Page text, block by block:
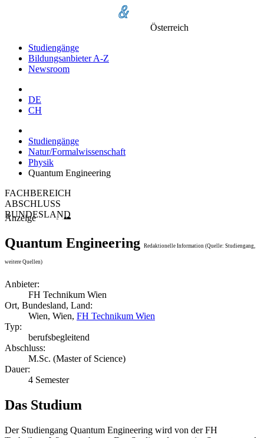
Österreich
Studiengänge
Bildungsanbieter A-Z
Newsroom
DE
CH
Studiengänge
Natur/Formalwissenschaft
Physik
Quantum Engineering
FACHBEREICH
ABSCHLUSS
BUNDESLAND
Anzeige
Quantum Engineering Redaktionelle Information (Quelle: Studiengang,
weitere Quellen)
Anbieter:
FH Technikum Wien
Ort, Bundesland, Land:
Wien, Wien, FH Technikum Wien
Typ:
berufsbegleitend
Abschluss:
M.Sc. (Master of Science)
Dauer:
4 Semester
Das Studium
Der Studiengang Quantum Engineering wird von der FH